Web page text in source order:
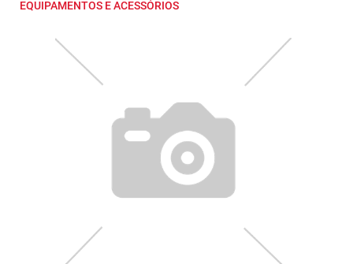
EQUIPAMENTOS E ACESSÓRIOS